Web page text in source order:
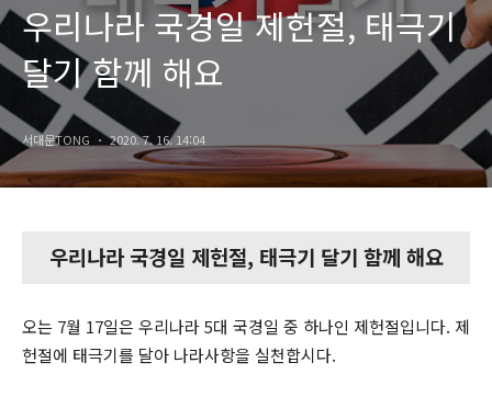
우리나라 국경일 제헌절, 태극기
달기 함께 해요
서대문TONG 2020. 7. 16. 14:04
우리나라 국경일 제헌절, 태극기 달기 함께 해요
오는 7월 17일은 우리나라 5대 국경일 중 하나인 제헌절입니다. 제
헌절에 태극기를 달아 나라사항을 실천합시다.